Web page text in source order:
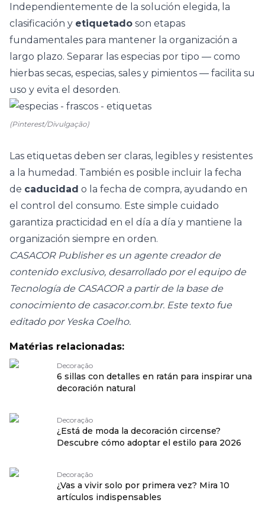
Independientemente de la solución elegida, la
clasificación y etiquetado son etapas
fundamentales para mantener la organización a
largo plazo. Separar las especias por tipo — como
hierbas secas, especias, sales y pimientos — facilita su
uso y evita el desorden.
(Pinterest/Divulgação)
Las etiquetas deben ser claras, legibles y resistentes
a la humedad. También es posible incluir la fecha
de caducidad o la fecha de compra, ayudando en
el control del consumo. Este simple cuidado
garantiza practicidad en el día a día y mantiene la
organización siempre en orden.
CASACOR Publisher es un agente creador de
contenido exclusivo, desarrollado por el equipo de
Tecnología de CASACOR a partir de la base de
conocimiento de casacor.com.br. Este texto fue
editado por Yeska Coelho.
Matérias relacionadas:
Decoração
6 sillas con detalles en ratán para inspirar una
decoración natural
Decoração
¿Está de moda la decoración circense?
Descubre cómo adoptar el estilo para 2026
Decoração
¿Vas a vivir solo por primera vez? Mira 10
artículos indispensables